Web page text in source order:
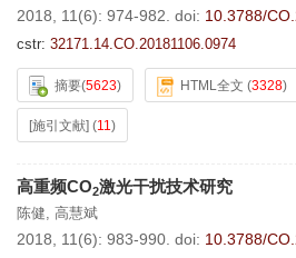
2018, 11(6): 974-982. doi: 10.3788/
cstr: 32171.14.CO.20181106.0974
摘要(5623) HTML全文 (3328)
[施引文献] (11)
高重频CO2激光干扰技术研究
陈健, 高慧斌
2018, 11(6): 983-990. doi: 10.3788/